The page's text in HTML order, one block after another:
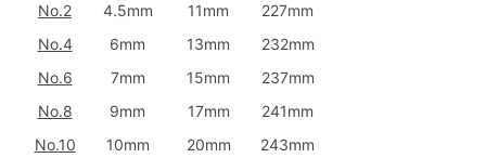
No.2
4.5mm 11mm
227mm
No.4
6mm 13mm
232mm
No.6
7mm 15mm
237mm
No.8
9mm 17mm
241mm
No.10
10mm 20mm
243mm